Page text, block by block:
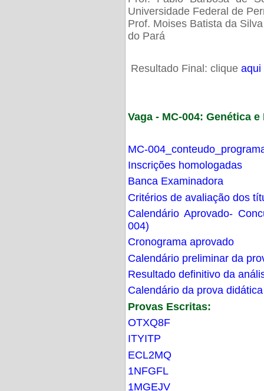
Universidade Federal de
Prof. Moises Batista da
do Pará
Resultado Final: clique aqui
Vaga - MC-004: Genética
MC-
Inscrições homologadas
Banca Examinadora
Critérios de avaliação dos
Calendário Aprovado-
004)
Cronograma aprovado
Calendário preliminar da
Resultado definitivo da
Calendário da prova didática
Provas Escritas:
OTXQ8F
ITYITP
ECL2MQ
1NFGFL
1MGEJV